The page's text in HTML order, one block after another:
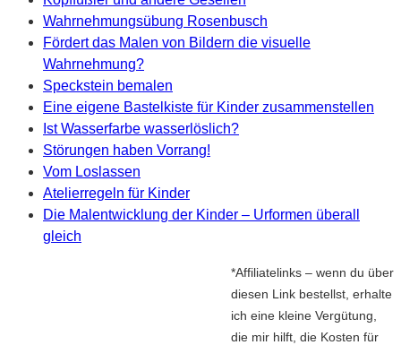
Wahrnehmungsübung Rosenbusch
Fördert das Malen von Bildern die visuelle
Wahrnehmung?
Speckstein bemalen
Eine eigene Bastelkiste für Kinder zusammenstellen
Ist Wasserfarbe wasserlöslich?
Störungen haben Vorrang!
Vom Loslassen
Atelierregeln für Kinder
Die Malentwicklung der Kinder – Urformen überall
gleich
*Affiliatelinks – wenn du über
diesen Link bestellst, erhalte
ich eine kleine Vergütung,
die mir hilft, die Kosten für